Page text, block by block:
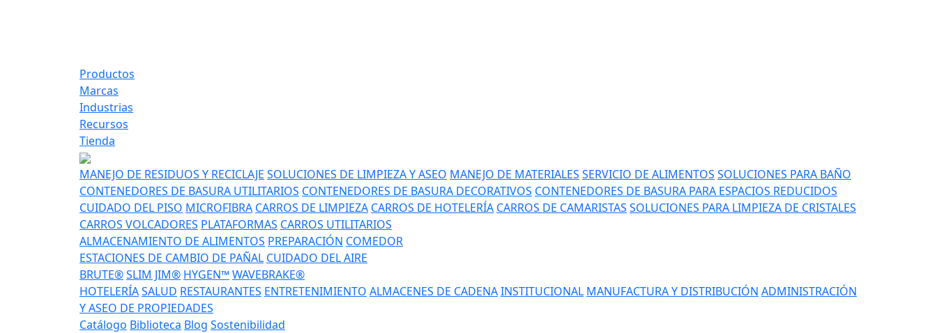
Productos
Marcas
Industrias
Recursos
Tienda
MANEJO DE RESIDUOS Y RECICLAJE SOLUCIONES DE LIMPIEZA Y ASEO MANEJO DE MATERIALES SERVICIO DE ALIMENTOS SOLUCIONES PARA BAÑO
CONTENEDORES DE BASURA UTILITARIOS CONTENEDORES DE BASURA DECORATIVOS CONTENEDORES DE BASURA PARA ESPACIOS REDUCIDOS
CUIDADO DEL PISO MICROFIBRA CARROS DE LIMPIEZA CARROS DE HOTELERÍA CARROS DE CAMARISTAS SOLUCIONES PARA LIMPIEZA DE CRISTALES
CARROS VOLCADORES PLATAFORMAS CARROS UTILITARIOS
ALMACENAMIENTO DE ALIMENTOS PREPARACIÓN COMEDOR
ESTACIONES DE CAMBIO DE PAÑAL CUIDADO DEL AIRE
BRUTE®SLIM JIM® HYGEN™WAVEBRAKE®
HOTELERÍASALUD RESTAURANTES ENTRETENIMIENTO ALMACENES DE CADENAINSTITUCIONAL MANUFACTURA Y DISTRIBUCIÓN ADMINISTRACIÓN
Y ASEO DE PROPIEDADES
Catálogo Biblioteca Blog Sostenibilidad